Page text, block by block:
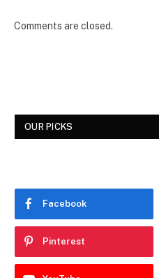
Comments are closed.
OUR PICKS
Facebook
Pinterest